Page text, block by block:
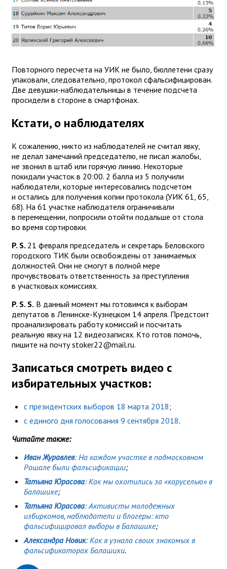
Повторного пересчета на УИК не было, бюллетени сразу
упаковали, следовательно, протокол сфальсифицирован.
Две девушки-наблюдательницы в течение подсчета
просидели в стороне в смартфонах.
Кстати, о наблюдателях
К сожалению, никто из наблюдателей не считал явку,
не делал замечаний председателю, не писал жалобы,
не звонил в штаб или горячую линию. Некоторые
покидали участок в 20:00. 2 балла из 5 получили
наблюдатели, которые интересовались подсчетом
и остались для получения копии протокола (УИК 61, 65,
68). На 61 участке наблюдателя ограничивали
в перемещении, попросили отойти подальше от стола
во время сортировки.
P. S. 21 февраля председатель и секретарь Беловского
городского ТИК были освобождены от занимаемых
должностей. Они не смогут в полной мере
прочувствовать ответственность за преступления
в участковых комиссиях.
P. S. S. В данный момент мы готовимся к выборам
депутатов в Ленинске-Кузнецком 14 апреля. Предстоит
проанализировать работу комиссий и посчитать
реальную явку на 12 видеозаписях. Кто готов помочь,
пишите на почту stoker22@mail.ru.
Записаться смотреть видео с
избирательных участков:
с президентских выборов 18 марта 2018;
с единого дня голосования 9 сентября 2018.
Читайте также:
Иван Журавлев: На каждом участке в подмосковном
Рошале были фальсификации;
Татьяна Юрасова: Как мы охотились за «каруселью» в
Балашихе;
Татьяна Юрасова: Активисты молодежных
избиркомов, наблюдатели и блогеры: кто
фальсифицировал выборы в Балашихе;
Александра Новик: Как я узнала своих знакомых в
фальсификаторах Балашихи.